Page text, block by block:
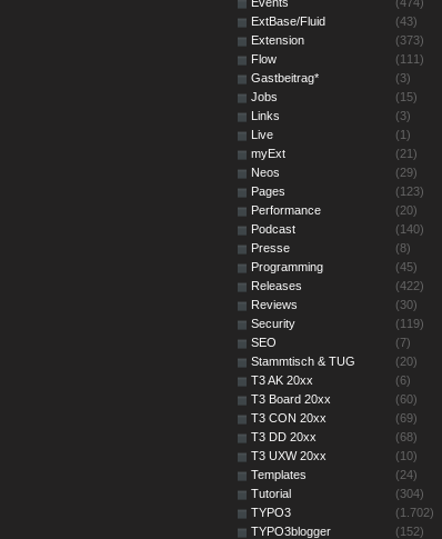
ExtBase/Fluid
(43)
Extension
(373)
Flow
(111)
Gastbeitrag*
(3)
Jobs
(15)
Links
(3)
Live
(1)
myExt
(21)
Neos
(29)
Pages
(123)
Performance
(20)
Podcast
(140)
Presse
(8)
Programming
(45)
Releases
(422)
Reviews
(30)
Security
(119)
SEO
(7)
Stammtisch & TUG
(20)
T3 AK 20xx
(6)
T3 Board 20xx
(60)
T3 CON 20xx
(69)
T3 DD 20xx
(68)
T3 UXW 20xx
(10)
Templates
(24)
Tutorial
(304)
TYPO3
(1.702)
TYPO3blogger
(152)